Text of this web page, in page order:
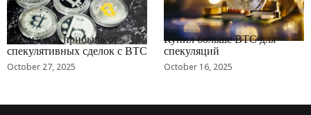
RRCNEWS_RU
Реализовал прибыль от
спекулятивных сделок с BTC
October 27, 2025
RRCNEWS_RU
Купил больше BTC для
спекуляций
October 16, 2025